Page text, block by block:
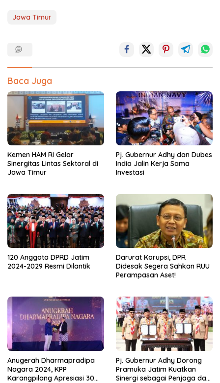
Jawa Timur
Baca Juga
Kemen HAM RI Gelar
Sinergitas Lintas Sektoral di
Jawa Timur
Pj. Gubernur Adhy dan Dubes
India Jalin Kerja Sama
Investasi
120 Anggota DPRD Jatim
2024-2029 Resmi Dilantik
Darurat Korupsi, DPR
Didesak Segera Sahkan RUU
Perampasan Aset!
Anugerah Dharmapradipa
Nagara 2024, KPP
Karangpilang Apresiasi 30
Pj. Gubernur Adhy Dorong
Pramuka Jatim Kuatkan
Sinergi sebagai Penjaga dan